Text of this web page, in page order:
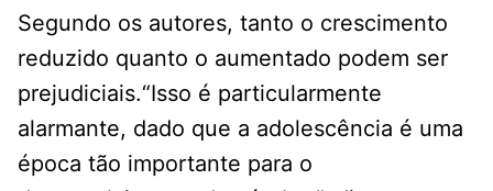
Segundo os autores, tanto o crescimento
reduzido quanto o aumentado podem ser
prejudiciais.“Isso é particularmente
alarmante, dado que a adolescência é uma
época tão importante para o